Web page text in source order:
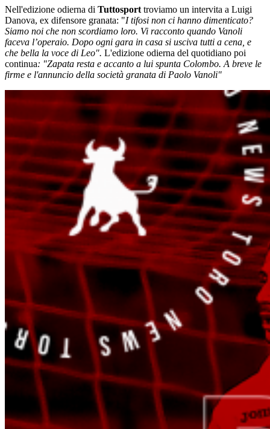
Nell'edizione odierna di Tuttosport troviamo un intervita a Luigi
Danova, ex difensore granata: "I tifosi non ci hanno dimenticato?
Siamo noi che non scordiamo loro. Vi racconto quando Vanoli
faceva l’operaio. Dopo ogni gara in casa si usciva tutti a cena, e
che bella la voce di Leo". L'edizione odierna del quotidiano poi
continua: "Zapata resta e accanto a lui spunta Colombo. A breve le
firme e l'annuncio della società granata di Paolo Vanoli"